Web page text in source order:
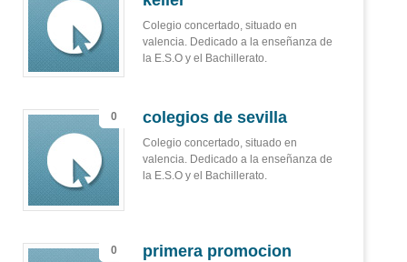
Colegio concertado, situado en
valencia. Dedicado a la enseñanza de
la E.S.O y el Bachillerato.
0 colegios de sevilla
Colegio concertado, situado en
valencia. Dedicado a la enseñanza de
la E.S.O y el Bachillerato.
0 primera promocion